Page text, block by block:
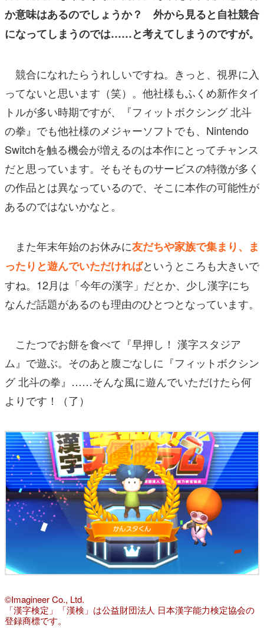
か意味はあるのでしょうか？ 外から見ると自社競合
になってしまうのでは……と考えてしまうのですが。
競合になれたらうれしいですね。きっと、視界に入
ってないと思います（笑）。他社様もふくめ新作タイ
トルが多い時期ですが、『フィットボクシング 北斗
の拳』でも他社様のメジャーソフトでも、Nintendo
Switchを触る機会が増えるのは本作にとってチャンス
だと思っています。そもそものサービスの特徴が多く
の作品とは異なっているので、そこに本作の可能性が
あるのではないかなと。
また年末年始のお休みに友だちや家族で集まり、ま
ったりと遊んでいただければというところも大きいで
すね。12月は「今年の漢字」だとか、少し漢字にち
なんだ話題があるのも理由のひとつとなっています。
こたつでお餅を食べて『早押し！ 漢字スタジア
ム』で遊ぶ。そのあと腹ごなしに『フィットボクシン
グ 北斗の拳』……そんな風に遊んでいただけたら何
よりです！（了）
©Imagineer Co., Ltd.
「漢字検定」「漢検」は公益財団法人 日本漢字能力検定協会の
登録商標です。